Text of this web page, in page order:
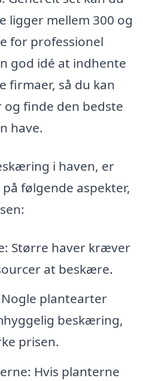
ligger mellem 300 og
for professionel
god idé at indhente
firmaer, så du kan
finde den bedste
have.
i haven, er
følgende aspekter,
Større haver kræver
at beskære.
plantearter
beskæring,
prisen.
Hvis planterne